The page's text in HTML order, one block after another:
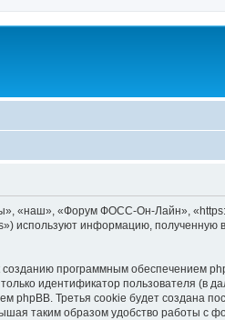
«наш», «Форум ФОСС-Он-Лайн»,
используют информацию, полученную
программным обеспечением
идентификатор пользователя (в
Третья cookie будет создана
таким образом удобство работы с